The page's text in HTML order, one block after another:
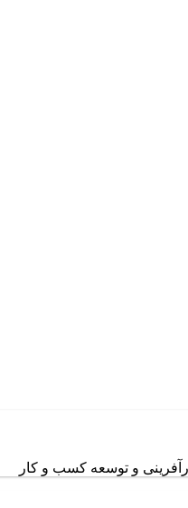
و توسعه کسب و کار